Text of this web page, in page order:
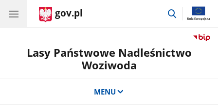
gov.pl
przejdź
Lasy Państwowe Nadleśnictwo
Woziwoda
MENU